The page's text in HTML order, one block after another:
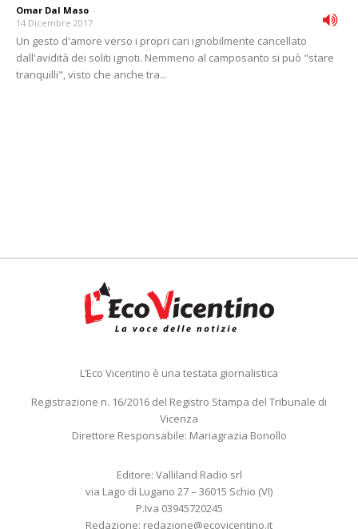
Omar Dal Maso -
14 Dicembre 2017
Un gesto d'amore verso i propri cari ignobilmente cancellato
dall'avidità dei soliti ignoti. Nemmeno al camposanto si può "stare
tranquilli", visto che anche tra...
L’Eco Vicentino è una testata giornalistica
Registrazione n. 16/2016 del Registro Stampa del Tribunale di
Vicenza
Direttore Responsabile: Mariagrazia Bonollo
Editore: Valliland Radio srl
via Lago di Lugano 27 – 36015 Schio (VI)
P.Iva 03945720245
Redazione: redazione@ecovicentino.it